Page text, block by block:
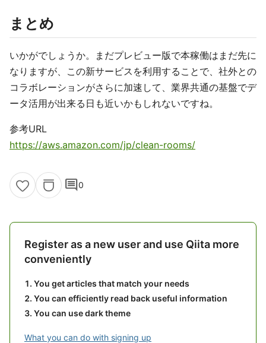
まとめ
いかがでしょうか。まだプレビュー版で本稼働はまだ先に
なりますが、この新サービスを利用することで、社外との
コラボレーションがさらに加速して、業界共通の基盤でデ
ータ活用が出来る日も近いかもしれないですね。
参考URL
https://aws.amazon.com/jp/clean-rooms/
comment0
Register as a new user and use Qiita more
conveniently
You get articles that match your needs
You can efficiently read back useful information
You can use dark theme
What you can do with signing up